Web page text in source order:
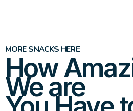
MORE SNACKS HERE
How
We are